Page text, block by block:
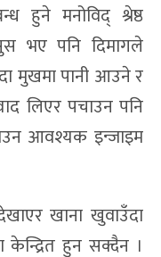
हुने मनोविद् श्रेष्ठ
भए पनि दिमागले
मुखमा पानी आउने र
लिएर पचाउन पनि
आवश्यक इन्जाइम
खाना खुवाउँदा
केन्द्रित हुन सक्दैन ।